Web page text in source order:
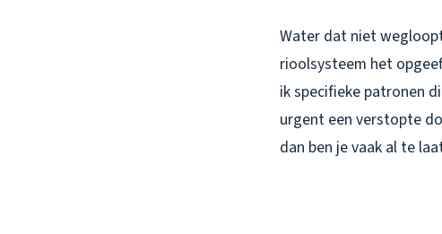
Water dat niet
rioolsysteem het
ik specifieke patronen
urgent een verstopte
dan ben je vaak al te